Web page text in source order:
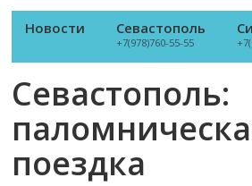
Новости Севастополь
+7(978)760-55-55
Севастополь:
поездка